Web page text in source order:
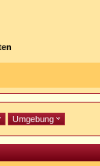
Umgebung